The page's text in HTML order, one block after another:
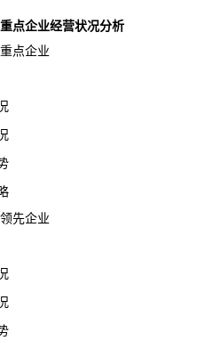
点企业经营状况分析
点企业
先企业